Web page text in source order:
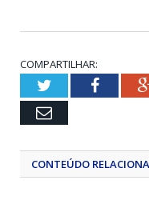
COMPARTILHAR:
Twitter
Email
CONTEÚDO